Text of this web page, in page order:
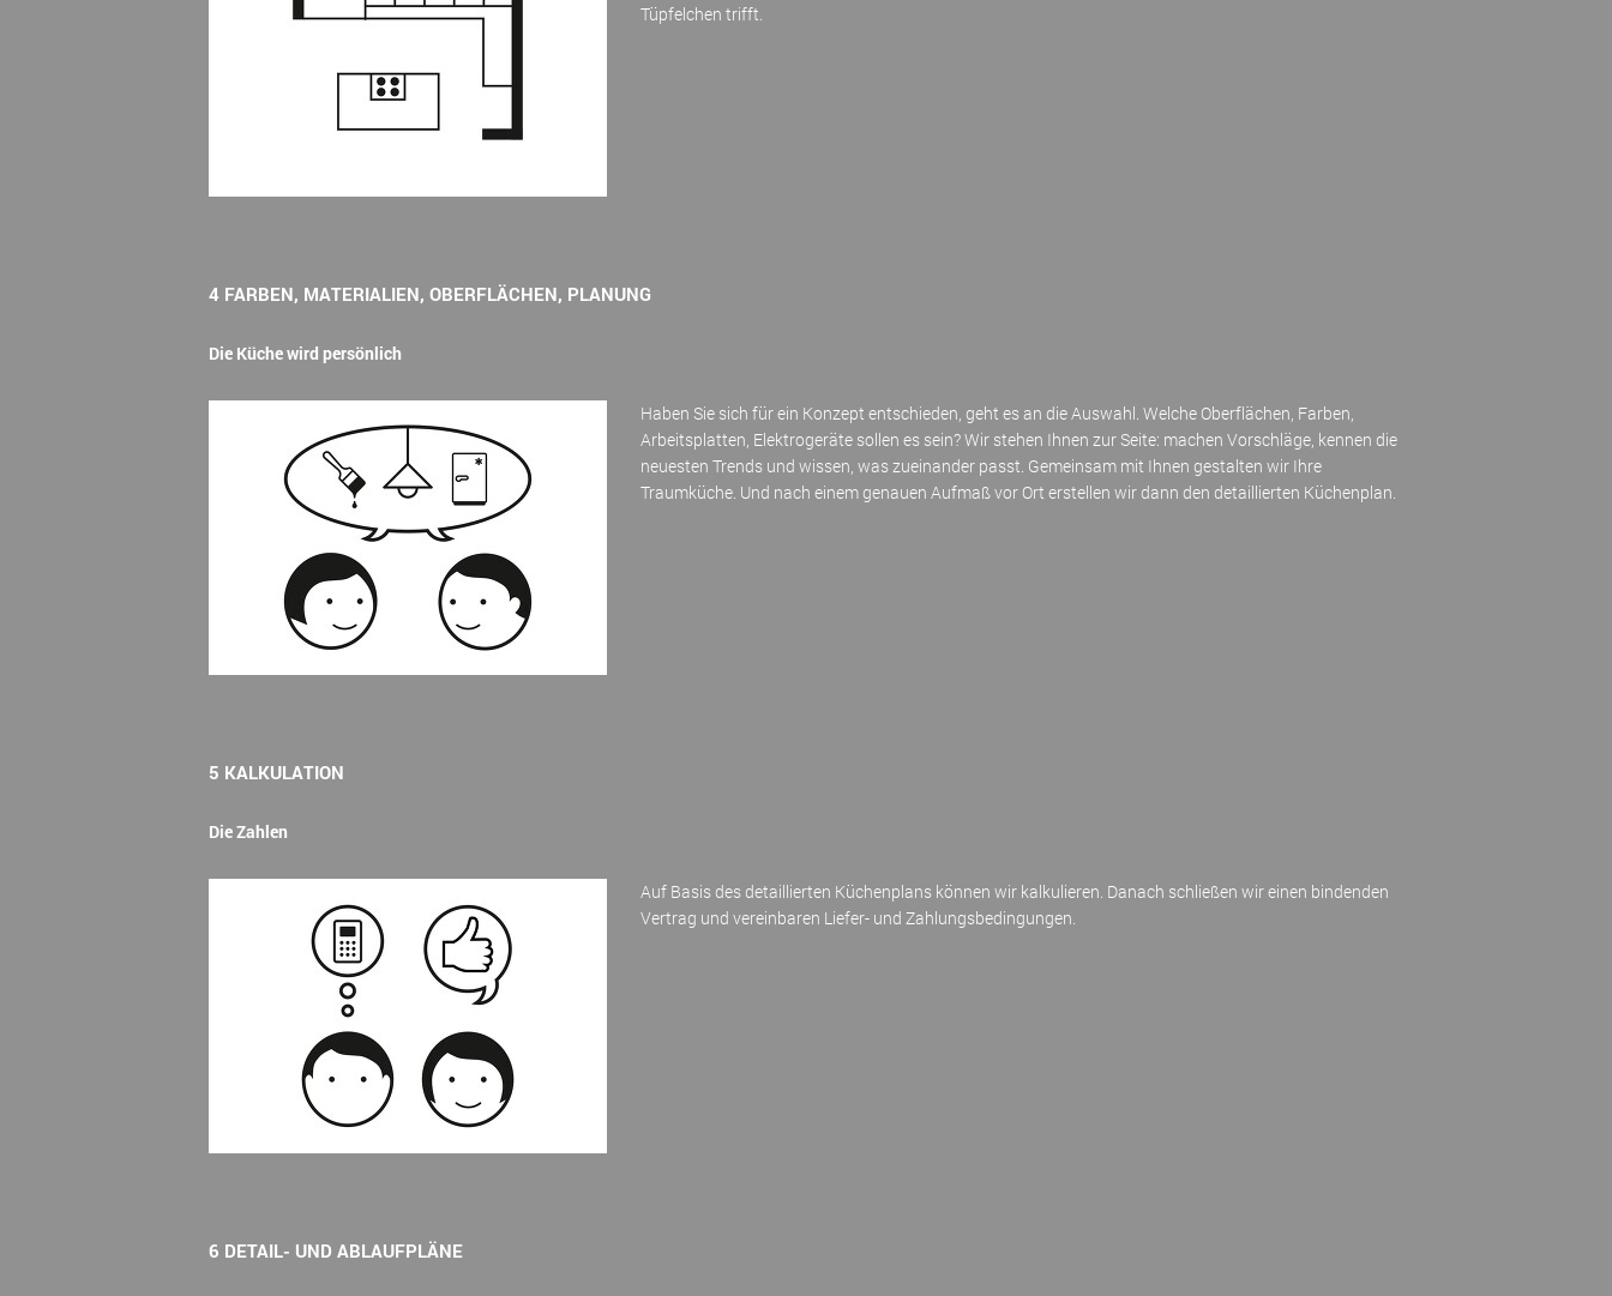
Tüpfelchen trifft.
4 FARBEN, MATERIALIEN, OBERFLÄCHEN, PLANUNG
Die Küche wird persönlich
Haben Sie sich für ein Konzept entschieden, geht es an die Auswahl. Welche Oberflächen, Farben,
Arbeitsplatten, Elektrogeräte sollen es sein? Wir stehen Ihnen zur Seite: machen Vorschläge, kennen die
neuesten Trends und wissen, was zueinander passt. Gemeinsam mit Ihnen gestalten wir Ihre
Traumküche. Und nach einem genauen Aufmaß vor Ort erstellen wir dann den detaillierten Küchenplan.
5 KALKULATION
Die Zahlen
Auf Basis des detaillierten Küchenplans können wir kalkulieren. Danach schließen wir einen bindenden
Vertrag und vereinbaren Liefer- und Zahlungsbedingungen.
6 DETAIL- UND ABLAUFPLÄNE